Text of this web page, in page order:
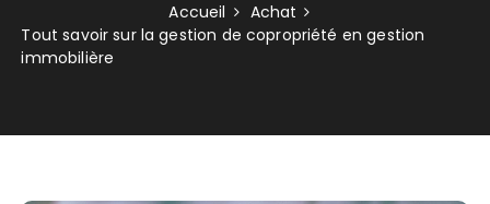
Accueil
Achat
Tout savoir sur la gestion de copropriété en gestion
immobilière